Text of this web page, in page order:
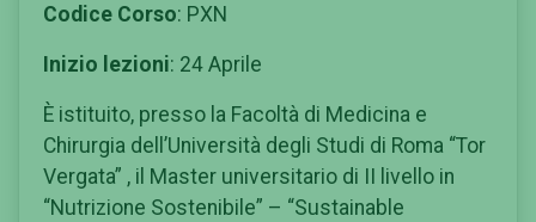
Codice Corso: PXN
Inizio lezioni: 24 Aprile
È istituito, presso la Facoltà di Medicina e
Chirurgia dell’Università degli Studi di Roma “Tor
Vergata” , il Master universitario di II livello in
“Nutrizione Sostenibile” – “Sustainable